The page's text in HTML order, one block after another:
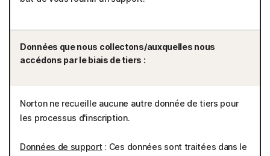
Données que nous collectons/auxquelles nous
accédons par le biais de tiers :
Norton ne recueille aucune autre donnée de tiers pour
les processus d'inscription.
Données de support : Ces données sont traitées dans le